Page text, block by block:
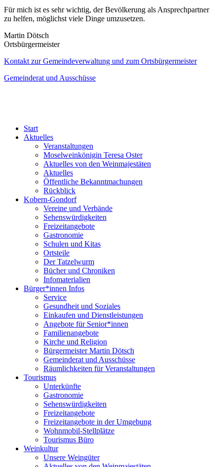
Für mich ist es sehr wichtig, der Bevölkerung als Ansprechpartner
zu helfen, möglichst viele Dinge umzusetzen.
Martin Dötsch
Ortsbürgermeister
Kontakt zur Gemeindeverwaltung und zum Ortsbürgermeister
Gemeinderat und Ausschüsse
Start
Aktuelles
Veranstaltungen
Moselweinkönigin Teresa Oster
Aktuelles von den Weinmajestäten
Aktuelles
Öffentliche Bekanntmachungen
Rückblick
Kobern-Gondorf
Vereine und Verbände
Sehenswürdigkeiten
Freizeitangebote
Gastronomie
Schulen und Kitas
Ortsteile
Der Tatzelwurm
Bücher und Chroniken
Infomaterialien
Bürger*innen Infos
Service
Gesundheit und Soziales
Einkaufen und Dienstleistungen
Angebote für Senior*innen
Familienangebote
Kirche und Religion
Bürgermeister Martin Dötsch
Gemeinderat und Ausschüsse
Räumlichkeiten für Veranstaltungen
Tourismus
Unterkünfte
Gastronomie
Sehenswürdigkeiten
Freizeitangebote
Freizeitangebote in der Umgebung
Wohnmobil-Stellplätze
Tourismus Büro
Weinkultur
Unsere Weingüter